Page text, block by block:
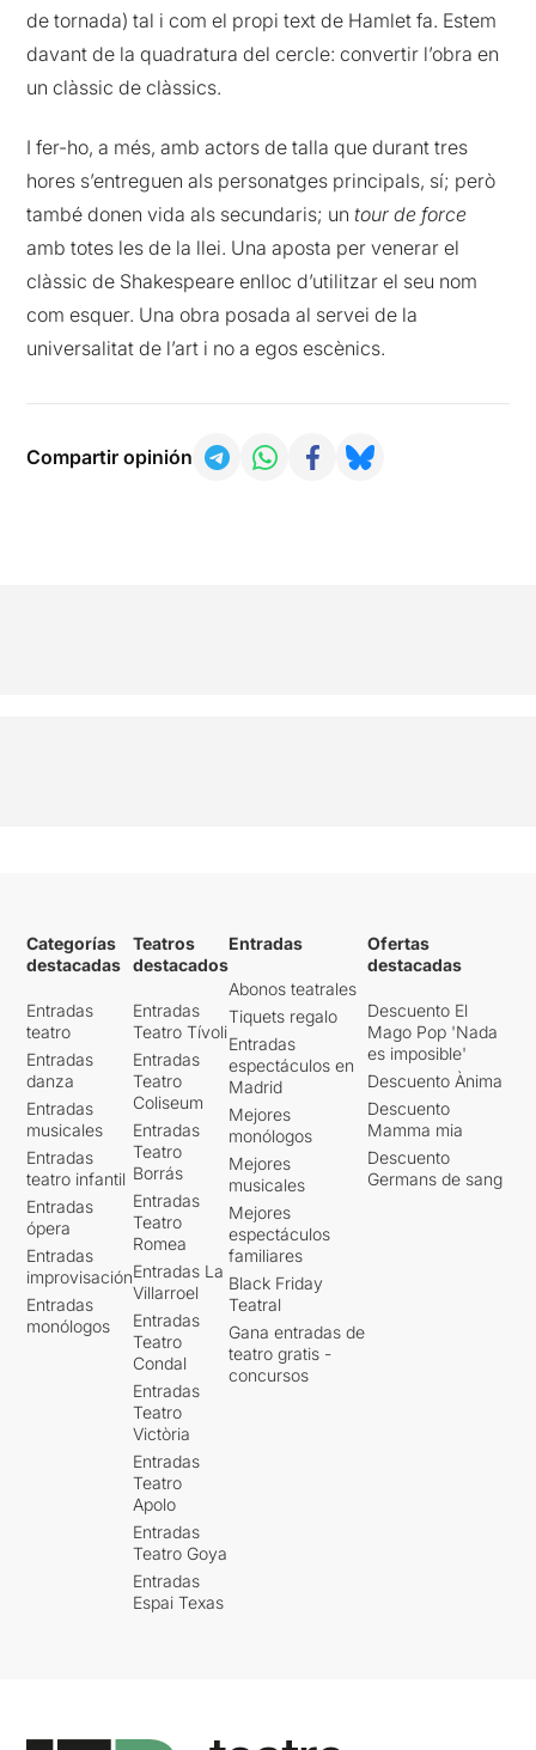
de tornada) tal i com el propi text de Hamlet fa. Estem
davant de la quadratura del cercle: convertir l’obra en
un clàssic de clàssics.
I fer-ho, a més, amb actors de talla que durant tres
hores s’entreguen als personatges principals, sí; però
també donen vida als secundaris; untour de force
amb totes les de la llei. Una aposta per venerar el
clàssic de Shakespeare enlloc d’utilitzar el seu nom
com esquer. Una obra posada al servei de la
universalitat de l’art i no a egos escènics.
Compartir opinión
Categorías
destacadas
Entradas
teatro
Entradas
danza
Entradas
musicales
Entradas
teatro infantil
Entradas
ópera
Entradas
improvisación
Entradas
monólogos
Teatros
destacados
Entradas
Teatro Tívoli
Entradas
Teatro
Coliseum
Entradas
Teatro
Borrás
Entradas
Teatro
Romea
Entradas La
Villarroel
Entradas
Teatro
Condal
Entradas
Teatro
Victòria
Entradas
Teatro
Apolo
Entradas
Teatro Goya
Entradas
Espai Texas
Entradas
Abonos teatrales
Tiquets regalo
Entradas
espectáculos en
Madrid
Mejores
monólogos
Mejores
musicales
Mejores
espectáculos
familiares
Black Friday
Teatral
Gana entradas de
teatro gratis -
concursos
Ofertas
destacadas
Descuento El
Mago Pop 'Nada
es imposible'
Descuento Ànima
Descuento
Mamma mia
Descuento
Germans de sang